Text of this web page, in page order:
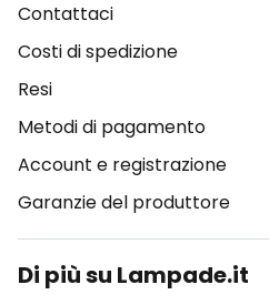
Contattaci
Costi di spedizione
Resi
Metodi di pagamento
Account e registrazione
Garanzie del produttore
Di più su Lampade.it